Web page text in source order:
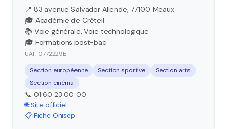
📍 83 avenue Salvador Allende, 77100 Meaux
🎓 Académie de Créteil
📚 Voie générale, Voie technologique
🎓 Formations post-bac
UAI : 0772229E
Section européenne
Section sportive
Section arts
Section cinéma
📞 01 60 23 00 00
🌐 Site officiel
📋 Fiche Onisep